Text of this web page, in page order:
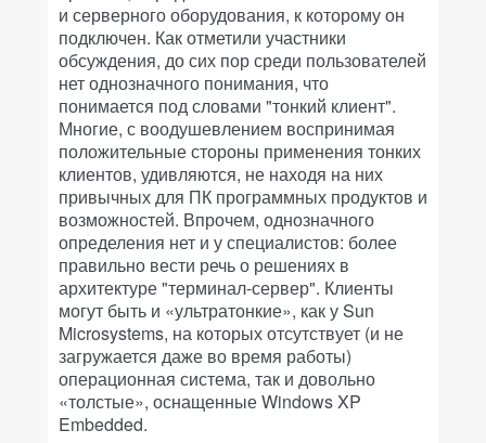
и серверного оборудования, к которому он
подключен. Как отметили участники
обсуждения, до сих пор среди пользователей
нет однозначного понимания, что
понимается под словами "тонкий клиент".
Многие, с воодушевлением воспринимая
положительные стороны применения тонких
клиентов, удивляются, не находя на них
привычных для ПК программных продуктов и
возможностей. Впрочем, однозначного
определения нет и у специалистов: более
правильно вести речь о решениях в
архитектуре "терминал-сервер". Клиенты
могут быть и «ультратонкие», как у Sun
Microsystems, на которых отсутствует (и не
загружается даже во время работы)
операционная система, так и довольно
«толстые», оснащенные Windows XP
Embedded.